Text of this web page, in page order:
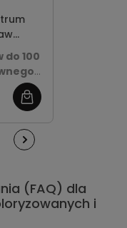
do 100
je
(FAQ) dla
i